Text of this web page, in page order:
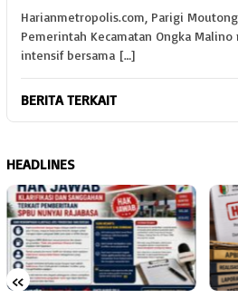
Harianmetropolis.com, Parigi
Pemerintah Kecamatan Ongka
intensif bersama […]
BERITA TERKAIT
HEADLINES
«